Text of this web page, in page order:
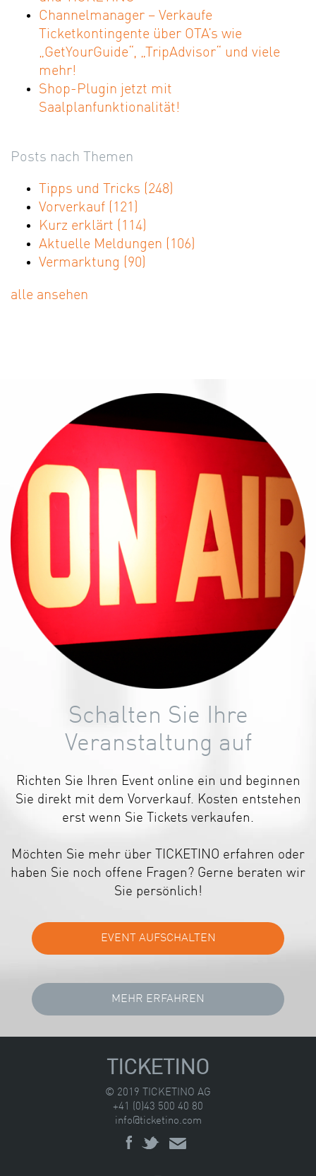
Channelmanager – Verkaufe
Ticketkontingente über OTA’s wie
„GetYourGuide“, „TripAdvisor“ und viele
mehr!
Shop-Plugin jetzt mit
Saalplanfunktionalität!
Posts nach Themen
Tipps und Tricks (248)
Vorverkauf (121)
Kurz erklärt (114)
Aktuelle Meldungen (106)
Vermarktung (90)
alle ansehen
Schalten Sie Ihre
Veranstaltung auf
Richten Sie Ihren Event online ein und beginnen
Sie direkt mit dem Vorverkauf. Kosten entstehen
erst wenn Sie Tickets verkaufen.
Möchten Sie mehr über TICKETINO erfahren oder
haben Sie noch offene Fragen? Gerne beraten wir
Sie persönlich!
TICKETINO
© 2019 TICKETINO AG
+41 (0)43 500 40 80
info@ticketino.com